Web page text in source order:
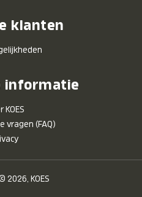
klanten
informatie
KOES
vragen (FAQ)
2026, KOES